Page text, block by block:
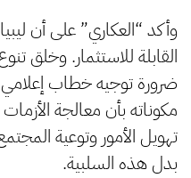
وأكد “العكاري” على أن
القابلة للاستثمار. وخلق
ضرورة توجيه خطاب إعلامي
مكوناته بأن معالجة
تهويل الأمور وتوعية
بدل هذه السلبية.